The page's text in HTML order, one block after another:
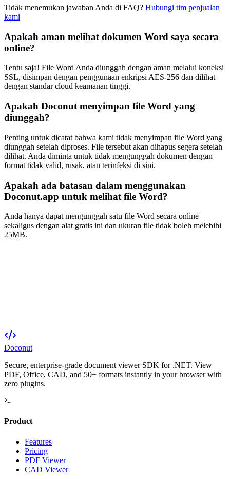
Tidak menemukan jawaban Anda di FAQ? Hubungi tim penjualan
kami
Apakah aman melihat dokumen Word saya secara
online?
Tentu saja! File Word Anda diunggah dengan aman melalui koneksi
SSL, disimpan dengan penggunaan enkripsi AES-256 dan dilihat
dengan standar cloud keamanan tinggi.
Apakah Doconut menyimpan file Word yang
diunggah?
Penting untuk dicatat bahwa kami tidak menyimpan file Word yang
diunggah setelah diproses. File tersebut akan dihapus segera setelah
dilihat. Anda diminta untuk tidak mengunggah dokumen dengan
format tidak valid, rusak, atau terinfeksi di sini.
Apakah ada batasan dalam menggunakan
Doconut.app untuk melihat file Word?
Anda hanya dapat mengunggah satu file Word secara online
sekaligus dengan alat gratis ini dan ukuran file tidak boleh melebihi
25MB.
Doconut
Secure, enterprise-grade document viewer SDK for .NET. View
PDF, Office, CAD, and 50+ formats instantly in your browser with
zero plugins.
Product
Features
Pricing
PDF Viewer
CAD Viewer